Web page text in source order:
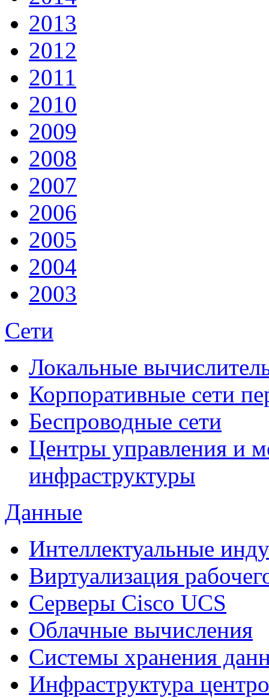
2013
2012
2011
2010
2009
2008
2007
2006
2005
2004
2003
Сети
Локальные
Корпоративные сети
Беспроводные сети
Центры управления и
инфраструктуры
Данные
Интеллектуальные
Виртуализация
Cерверы Cisco UCS
Облачные вычисления
Системы хранения
Инфраструктура